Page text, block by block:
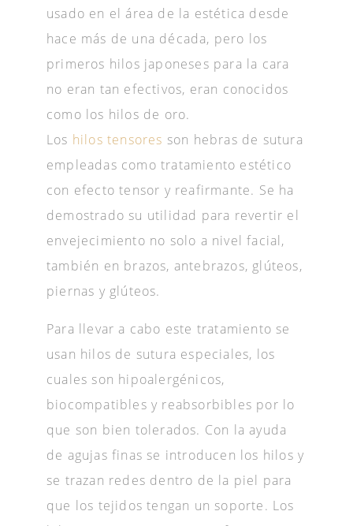
usado en el área de la estética desde
hace más de una década, pero los
primeros hilos japoneses para la cara
no eran tan efectivos, eran conocidos
como los hilos de oro.
Los hilos tensores son hebras de sutura
empleadas como tratamiento estético
con efecto tensor y reafirmante. Se ha
demostrado su utilidad para revertir el
envejecimiento no solo a nivel facial,
también en brazos, antebrazos, glúteos,
piernas y glúteos.
Para llevar a cabo este tratamiento se
usan hilos de sutura especiales, los
cuales son hipoalergénicos,
biocompatibles y reabsorbibles por lo
que son bien tolerados. Con la ayuda
de agujas finas se introducen los hilos y
se trazan redes dentro de la piel para
que los tejidos tengan un soporte. Los